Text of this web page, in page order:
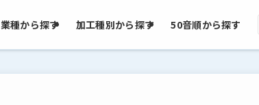
業種から探す 加工種別から探す 50音順から探す